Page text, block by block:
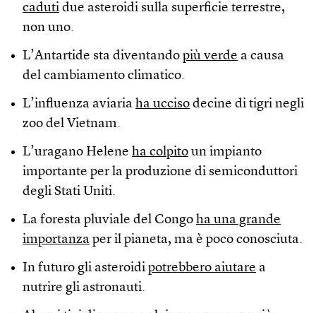
caduti due asteroidi sulla superficie terrestre,
non uno.
L’Antartide sta diventando più verde a causa
del cambiamento climatico.
L’influenza aviaria ha ucciso decine di tigri negli
zoo del Vietnam.
L’uragano Helene ha colpito un impianto
importante per la produzione di semiconduttori
degli Stati Uniti.
La foresta pluviale del Congo ha una grande
importanza per il pianeta, ma è poco conosciuta.
In futuro gli asteroidi potrebbero aiutare a
nutrire gli astronauti.